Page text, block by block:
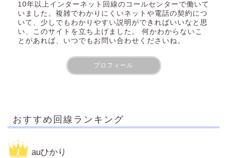
10年以上インターネット回線のコールセンターで働いて
いました。複雑でわかりにくいネットや電話の契約につ
いて、少しでもわかりやすい説明ができればいいなと思
い、このサイトを立ち上げました。 何かわからないこ
とがあれば、いつでもお問い合わせくださいね。
プロフィール
おすすめ回線ランキング
auひかり